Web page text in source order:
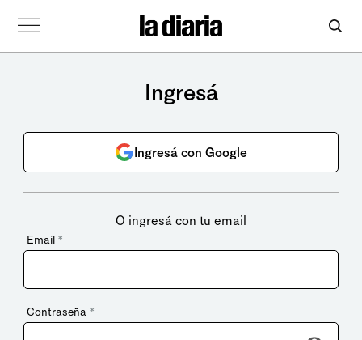
Ingresá
Ingresá con Google
O ingresá con tu email
Email *
Contraseña *